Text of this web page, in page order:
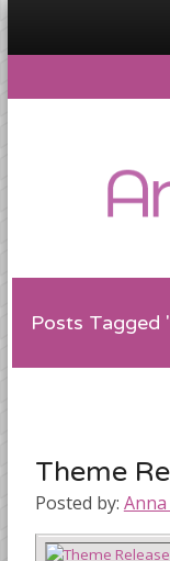
Posts Tagged
Theme
Posted by: